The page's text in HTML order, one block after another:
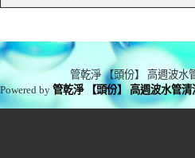
管乾淨 【頭份】 高週波水
Powered by管乾淨 【頭份】 高週波水管清